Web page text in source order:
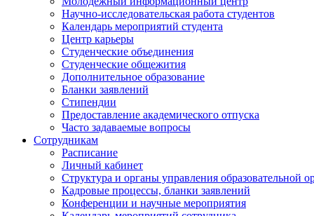
Научно-исследовательская работа студентов
Календарь мероприятий студента
Центр карьеры
Студенческие объединения
Студенческие общежития
Дополнительное образование
Бланки заявлений
Стипендии
Предоставление академического отпуска
Часто задаваемые вопросы
Сотрудникам
Расписание
Личный кабинет
Структура и органы управления образовательной
Кадровые процессы, бланки заявлений
Конференции и научные мероприятия